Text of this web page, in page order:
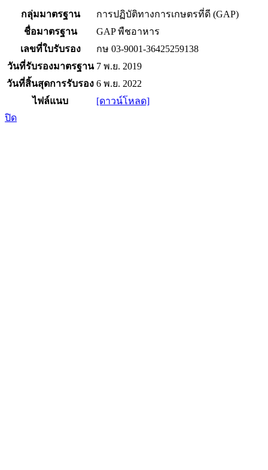
กลุ่มมาตรฐาน
การปฏิบัติทางการเกษตรที่ดี (GAP)
ชื่อมาตรฐาน
GAP พืชอาหาร
เลขที่ใบรับรอง
กษ 03-9001-36425259138
วันที่รับรองมาตรฐาน 7 พ.ย. 2019
วันที่สิ้นสุดการรับรอง 6 พ.ย. 2022
ไฟล์แนบ
[ดาวน์โหลด]
ปิด